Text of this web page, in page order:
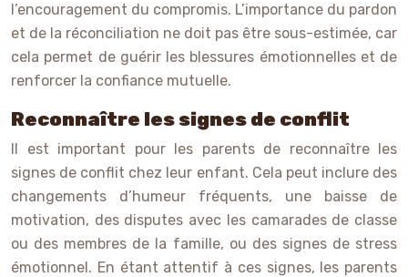
l’encouragement du compromis. L’importance du pardon
et de la réconciliation ne doit pas être sous-estimée, car
cela permet de guérir les blessures émotionnelles et de
renforcer la confiance mutuelle.
Reconnaître les signes de conflit
Il est important pour les parents de reconnaître les
signes de conflit chez leur enfant. Cela peut inclure des
changements d’humeur fréquents, une baisse de
motivation, des disputes avec les camarades de classe
ou des membres de la famille, ou des signes de stress
émotionnel. En étant attentif à ces signes, les parents